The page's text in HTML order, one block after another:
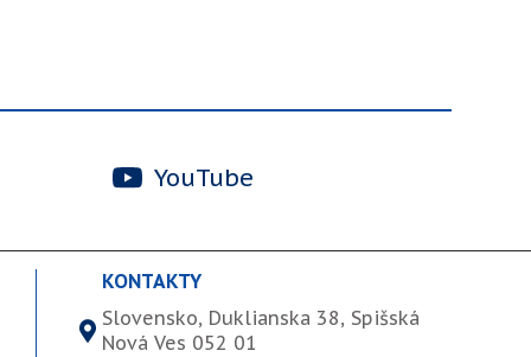
YouTube
KONTAKTY
Slovensko, Duklianska 38, Spišská
Nová Ves 052 01